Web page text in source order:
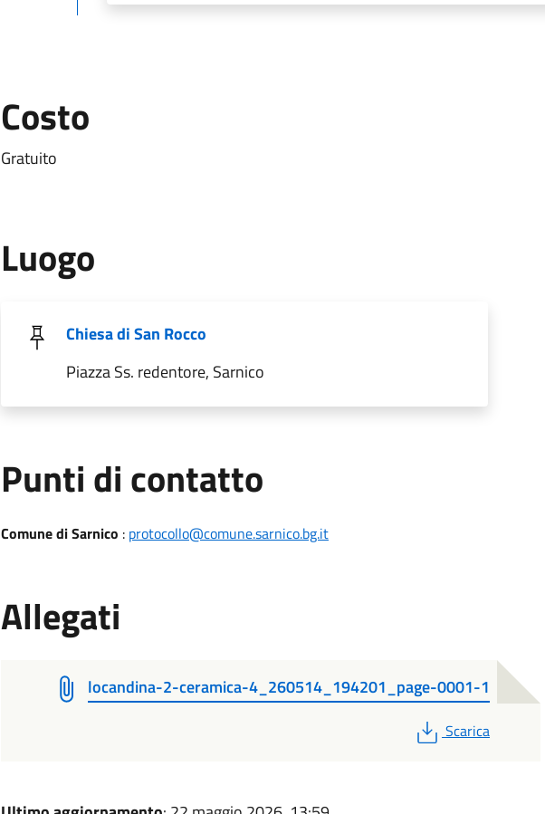
Costo
Gratuito
Luogo
Chiesa di San Rocco
Piazza Ss. redentore, Sarnico
Punti di contatto
Comune di Sarnico : protocollo@comune.sarnico.bg.it
Allegati
locandina-2-ceramica-4_260514_194201_page-0001-1
PDF
Scarica